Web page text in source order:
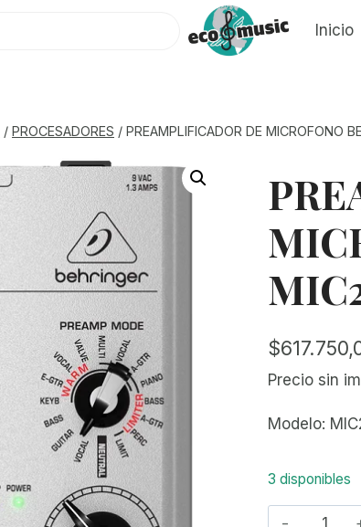
Inicio
/ PROCESADORES / PREAMPLIFICADOR DE MICROFONO
$
Precio sin
Modelo:
3 disponibles